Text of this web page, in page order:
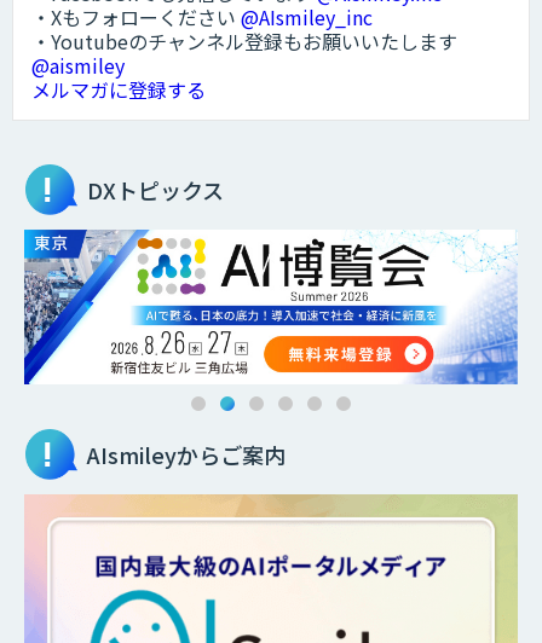
・Xもフォローください @AIsmiley_inc
・Youtubeのチャンネル登録もお願いいたします
@aismiley
メルマガに登録する
DXトピックス
AIsmileyからご案内